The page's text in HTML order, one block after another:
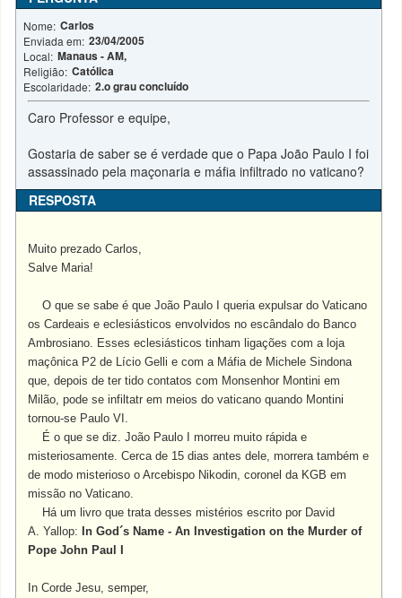
Nome: Carlos
Enviada em: 23/04/2005
Local: Manaus - AM,
Religião: Católica
Escolaridade: 2.o grau concluído
Caro Professor e equipe,
Gostaria de saber se é verdade que o Papa João Paulo I foi
assassinado pela maçonaria e máfia infiltrado no vaticano?
RESPOSTA
Muito prezado Carlos,
Salve Maria!
O que se sabe é que João Paulo I queria expulsar do Vaticano
os Cardeais e eclesiásticos envolvidos no escândalo do Banco
Ambrosiano. Esses eclesiásticos tinham ligações com a loja
maçônica P2 de Lício Gelli e com a Máfia de Michele Sindona
que, depois de ter tido contatos com Monsenhor Montini em
Milão, pode se infiltatr em meios do vaticano quando Montini
tornou-se Paulo VI.
É o que se diz. João Paulo I morreu muito rápida e
misteriosamente. Cerca de 15 dias antes dele, morrera também e
de modo misterioso o Arcebispo Nikodin, coronel da KGB em
missão no Vaticano.
Há um livro que trata desses mistérios escrito por David
A. Yallop: In God´s Name - An Investigation on the Murder of
Pope John Paul I
In Corde Jesu, semper,